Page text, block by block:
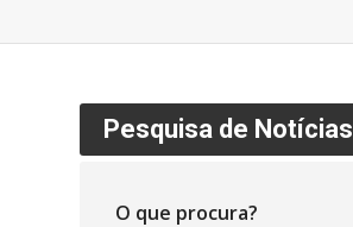
Pesquisa de Notícias
O que procura?